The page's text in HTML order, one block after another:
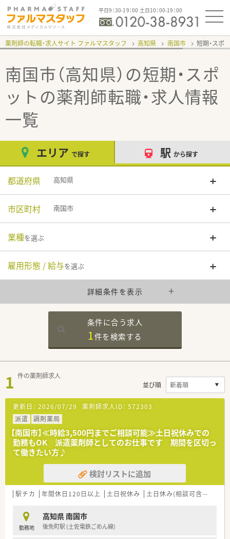
平日9：30-19：00 土日10：00-19：00
薬剤師の転職・求人サイト ファルマスタッフ 高知県 南国市 短期・スポ
南国市（高知県）の短期・スポ
ット の薬剤師転職・求人情報
一覧
エリア で探す 駅 から探す
都道府県 高知県
市区町村 南国市
業種を選ぶ
雇用形態 / 給与を選ぶ
詳細条件を表示
条件に合う求人
1件を検索する
1 件の薬剤師求人
並び順
更新日： 2026/07/29 薬剤師求人ID： 572303
派遣
調剤薬局
【南国市】≪時給3,500円までご相談可能≫土日祝休みでの
勤務もOK 派遣薬剤師としてのお仕事です 期間を区切っ
て働きたい方♪
検討リストに追加
駅チカ 年間休日120日以上 土日祝休み 土日休み(相談可含む)
勤務地
高知県 南国市
後免町駅 (土佐電鉄ごめん線)